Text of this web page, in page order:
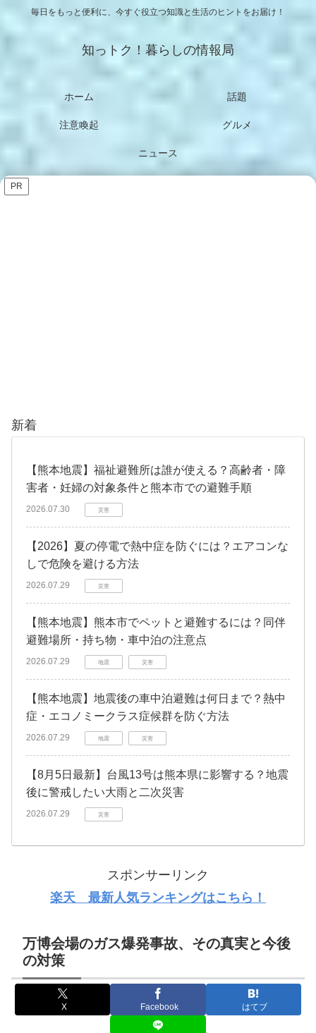
毎日をもっと便利に、今すぐ役立つ知識と生活のヒントをお届け！
知っトク！暮らしの情報局
ホーム 話題
注意喚起 グルメ
ニュース
PR
新着
【熊本地震】福祉避難所は誰が使える？高齢者・障
害者・妊婦の対象条件と熊本市での避難手順
2026.07.30 災害
【2026】夏の停電で熱中症を防ぐには？エアコンな
しで危険を避ける方法
2026.07.29 災害
【熊本地震】熊本市でペットと避難するには？同伴
避難場所・持ち物・車中泊の注意点
2026.07.29 地震 災害
【熊本地震】地震後の車中泊避難は何日まで？熱中
症・エコノミークラス症候群を防ぐ方法
2026.07.29 地震 災害
【8月5日最新】台風13号は熊本県に影響する？地震
後に警戒したい大雨と二次災害
2026.07.29 災害
スポンサーリンク
楽天 最新人気ランキングはこちら！
万博会場のガス爆発事故、その真実と今後
の対策
X Facebook はてブ